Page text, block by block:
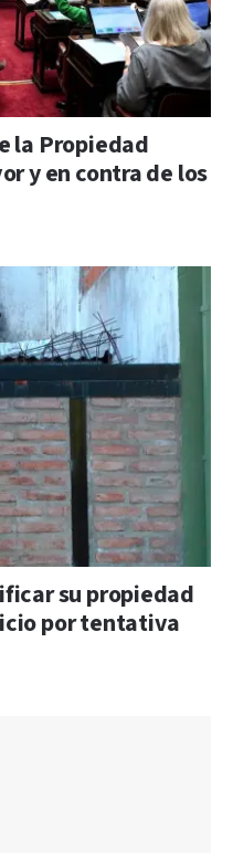
la Propiedad
y en contra de los
su propiedad
por tentativa